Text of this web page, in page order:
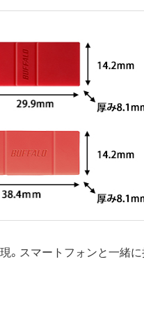
スマートフォンと一緒